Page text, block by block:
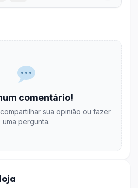
comentário!
sua opinião ou fazer
uma pergunta.